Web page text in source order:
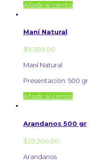
Añadir al carrito
Maní Natural
$9,500.00
Maní Natural
Presentación: 500 gr
Añadir al carrito
Arandanos 500 gr
$20,200.00
Arandanos